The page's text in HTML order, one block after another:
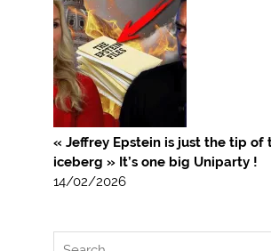
« Jeffrey Epstein is just the tip of
iceberg » It’s one big Uniparty !
14/02/2026